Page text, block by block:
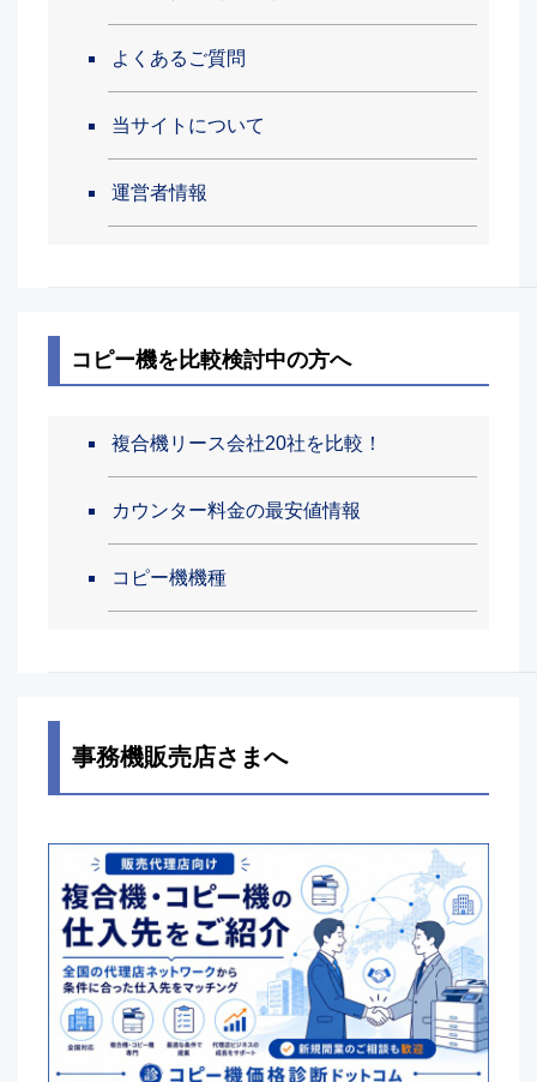
よくあるご質問
当サイトについて
運営者情報
コピー機を比較検討中の方へ
複合機リース会社20社を比較！
カウンター料金の最安値情報
コピー機機種
事務機販売店さまへ